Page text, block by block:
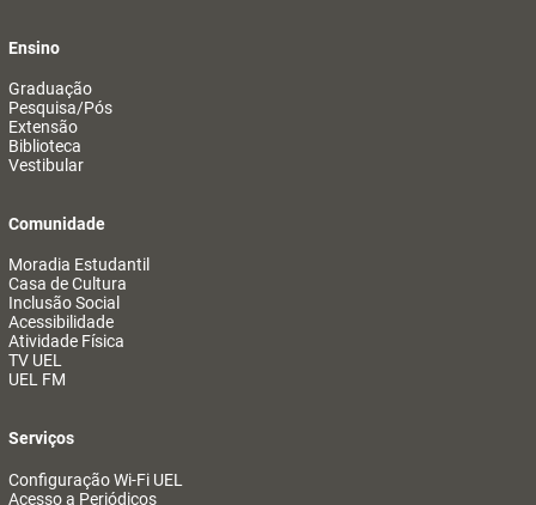
Ensino
Graduação
Pesquisa/Pós
Extensão
Biblioteca
Vestibular
Comunidade
Moradia Estudantil
Casa de Cultura
Inclusão Social
Acessibilidade
Atividade Física
TV UEL
UEL FM
Serviços
Configuração Wi-Fi UEL
Acesso a Periódicos